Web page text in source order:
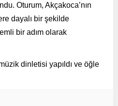
Oturum, Akçakoca’nın
dayalı bir şekilde
bir adım olarak
dinletisi yapıldı ve öğle